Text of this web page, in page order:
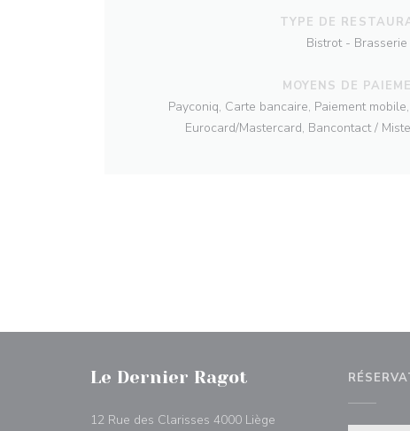
TYPE DE
Bistrot - Brasserie
MOYENS DE
Payconiq, Carte bancaire, Paiement
Eurocard/Mastercard, Bancontact /
Le Dernier Ragot
12 Rue des Clarisses 4000 Liège